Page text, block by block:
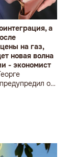
а
на газ,
новая волна
- экономист
о
цен